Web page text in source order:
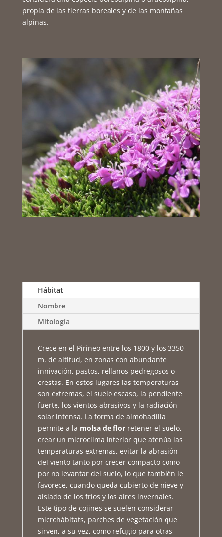
propia de las tierras boreales y de las montañas
alpinas.
Hábitat
Nombre
Mitología
Crece en el Pirineo entre los 1800 y los 3350
m. de altitud, en zonas con abundante
innivación, pastos, rellanos pedregosos o
crestas. En estos lugares las temperaturas
son extremas, el suelo escaso, la pendiente
fuerte, los vientos abrasivos y la radiación
solar intensa. La forma de almohadilla
permite a la molsa de florretener el suelo,
crear un microclima interior que atenúa las
temperaturas extremas, evitar la abrasión
del viento tanto por crecer compacto como
por no levantar del suelo, lo que también le
favorece, cuando queda cubierto de nieve y
aislado de los fríos y los aires invernales.
Este tipo de cojines se suelen considerar
microhábitats, parches de vegetación que
sirven, a su vez, como refugio para otras